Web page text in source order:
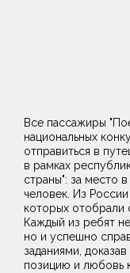
Все пассажиры
национальных
отправиться в
в рамках
страны": за место
человек. Из
которых отобрали
Каждый из ребят
но и успешно
заданиями,
позицию и любовь